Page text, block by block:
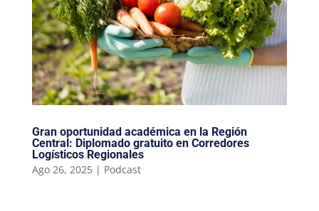
Gran oportunidad académica en la Región
Central: Diplomado gratuito en Corredores
Logísticos Regionales
Ago 26, 2025| Podcast